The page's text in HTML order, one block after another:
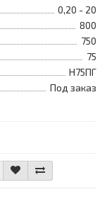
0,20 - 20
800
750
75
Н75ПГ
Под заказ